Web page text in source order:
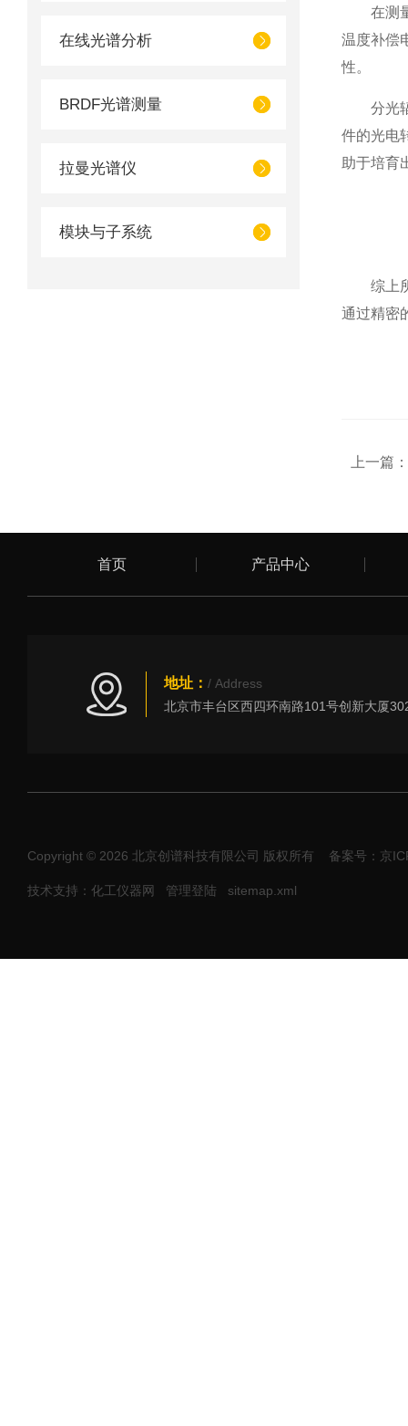
在线光谱分析
BRDF光谱测量
拉曼光谱仪
模块与子系统
在测量
温度补偿
性。
分光辐
件的光电
助于培育
综上所
通过精密
上一篇：
首页 产品中心
地址： / Address
Copyright © 2026 北京创谱科技有限公司 版权所有 备案号：京
技术支持：化工仪器网 管理登陆 sitemap.xml